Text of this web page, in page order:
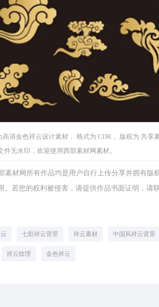
清金色祥云设计素材， 格式为 CDR， 版权为 共享
件无水印，欢迎使用西部素材网素材。
素材网所有作品均是用户自行上传分享并拥有版
。若您的权利被侵害，请提供作品书面证明，请
七彩祥云背景 祥云素材 中国风祥云背景
祥云纹理 金色祥云